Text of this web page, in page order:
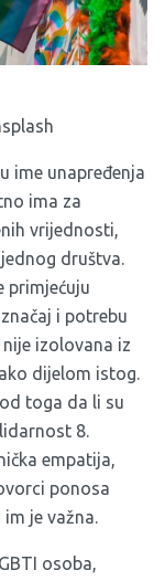
ime unapređenja
ima za
vrijednosti,
društva.
primjećuju
i potrebu
izolovana iz
dijelom istog.
toga da li su
8.
empatija,
ponosa
je važna.
osoba,